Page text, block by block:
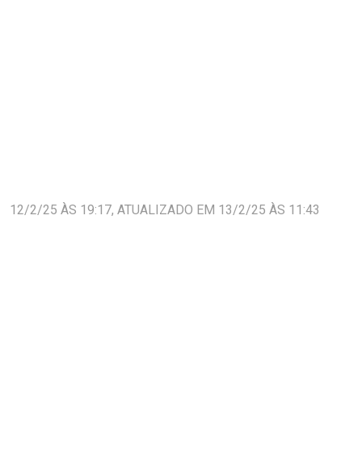
12/2/25 ÀS 19:17, ATUALIZADO EM 13/2/25 ÀS 11:43